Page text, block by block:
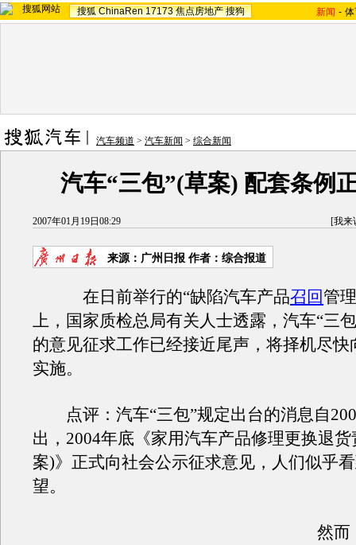
搜狐 ChinaRen 17173 焦点房地产 搜狗 新闻 -
汽车频道 > 汽车新闻 > 综合新闻
汽车“三包”(草案) 配套条例
2007年01月19日08:29 [我来
来源：广州日报 作者：综合报道
在日前举行的“缺陷汽车产品召回 管
上，国家质检总局有关人士透露，汽车“三
的意见征求工作已经接近尾声，将择机尽快
实施。
点评：汽车“三包”规定出台的消息自
出，2004年底《家用汽车产品修理更换退
案)》正式向社会公示征求意见，人们似乎
望。
然而